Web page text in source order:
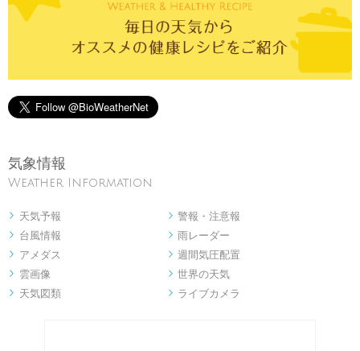
気象情報
Weather Information
 天気予報  警報・注意報
 台風情報  雨レーダー
 アメダス  週間気圧配置
 雲画像  世界の天気
 天気図類  ライブカメラ